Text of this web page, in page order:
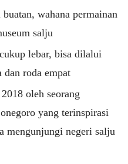
wahana permainan
salju
lebar, bisa dilalui
dan roda empat
oleh seorang
yang terinspirasi
mengunjungi negeri salju